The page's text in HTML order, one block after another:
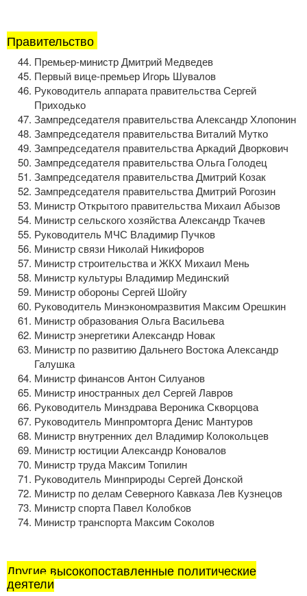
Правительство
Премьер-министрДмитрий Медведев
Первый вице-премьер Игорь Шувалов
Руководитель аппарата правительства Сергей
Приходько
Зампредседателя правительства Александр Хлопонин
Зампредседателя правительства Виталий Мутко
Зампредседателя правительства Аркадий Дворкович
Зампредседателя правительства Ольга Голодец
Зампредседателя правительства Дмитрий Козак
Зампредседателя правительства Дмитрий Рогозин
Министр Открытого правительства Михаил Абызов
Министр сельского хозяйства Александр Ткачев
Руководитель МЧС Владимир Пучков
Министр связи Николай Никифоров
Министр строительства и ЖКХ Михаил Мень
Министр культуры Владимир Мединский
Министр обороны Сергей Шойгу
Руководитель Минэкономразвития Максим Орешкин
Министр образования Ольга Васильева
Министр энергетики Александр Новак
Министр по развитию Дальнего Востока Александр
Галушка
Министр финансов Антон Силуанов
Министр иностранных дел Сергей Лавров
Руководитель Минздрава Вероника Скворцова
Руководитель Минпромторга Денис Мантуров
Министр внутренних дел Владимир Колокольцев
Министр юстиции Александр Коновалов
Министр труда Максим Топилин
Руководитель Минприроды Сергей Донской
Министр по делам Северного Кавказа Лев Кузнецов
Министр спорта Павел Колобков
Министр транспорта Максим Соколов
Другие высокопоставленные политические
деятели